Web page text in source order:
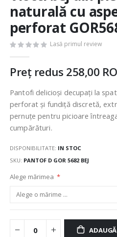
the
images
gallery
naturală cu
perforat
Lasă primul review
Preț redus 258,00
Pantofi delicioși decupați la
perforat și fundiță discretă,
pernuțe pentru picioare
cumpărături.
DISPONIBILITATE: IN STOC
SKU PANTOF D GOR 5682 BEJ
Alege mărimea